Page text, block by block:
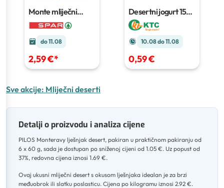
Monte mliječni
desert4 x 100 g
do 11.08
2,59 €*
Desertni jogurt150
g
10.08 do 11.08
0,59 €
Sve akcije: Mliječni deserti
Detalji o proizvodu i analiza cijene
PILOS Monteravy lješnjak desert, pakiran u praktičnom pakiranju od
6 x 60 g, sada je dostupan po sniženoj cijeni od 1.05 €. Uz popust od
37%, redovna cijena iznosi 1.69 €.
Ovaj ukusni mliječni desert s okusom lješnjaka idealan je za brzi
međuobrok ili slatku poslasticu. Cijena po kilogramu iznosi 2.92 €.